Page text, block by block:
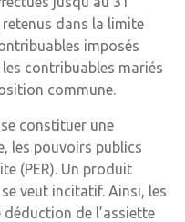
dans la limite
imposés
contribuables mariés
commune.
constituer une
les pouvoirs publics
(PER). Un produit
veut incitatif. Ainsi, les
de l’assiette